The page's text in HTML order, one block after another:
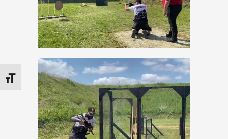
Changer la taille de la police